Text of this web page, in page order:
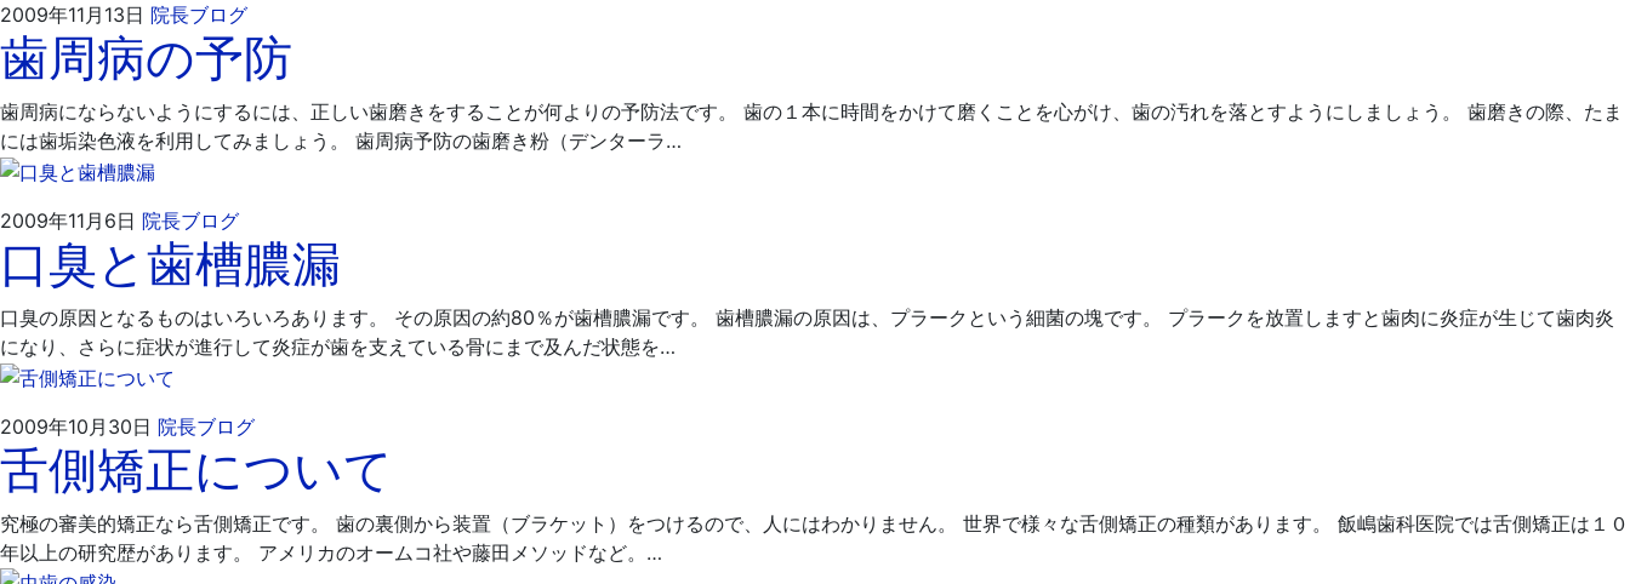
2009年11月13日 院長ブログ2009
年
11
月
13
日
飯
嶋
歯
科
医
院
歯周病の予防
歯周病にならないようにするには、正しい歯磨きをすることが何よりの予防法です。 歯の１本に時間をかけて磨くことを心がけ、歯の汚れを落とすようにしましょう。 歯磨きの際、たま
には歯垢染色液を利用してみましょう。 歯周病予防の歯磨き粉（デンターラ…
2009年11月6日 院長ブログ2009
年
11
月
6
日
飯
嶋
歯
科
医
院
口臭と歯槽膿漏
口臭の原因となるものはいろいろあります。 その原因の約80％が歯槽膿漏です。 歯槽膿漏の原因は、プラークという細菌の塊です。 プラークを放置しますと歯肉に炎症が生じて歯肉炎
になり、さらに症状が進行して炎症が歯を支えている骨にまで及んだ状態を…
2009年10月30日 院長ブログ2009
年
10
月
30
日
飯
嶋
歯
科
医
院
舌側矯正について
究極の審美的矯正なら舌側矯正です。 歯の裏側から装置（ブラケット）をつけるので、人にはわかりません。 世界で様々な舌側矯正の種類があります。 飯嶋歯科医院では舌側矯正は１０
年以上の研究歴があります。 アメリカのオームコ社や藤田メソッドなど。…